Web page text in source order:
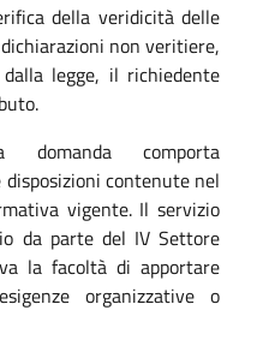
della veridicità delle
non veritiere,
legge, il richiedente
domanda comporta
contenute nel
vigente. Il servizio
da parte del IV Settore
la facoltà di apportare
organizzative o